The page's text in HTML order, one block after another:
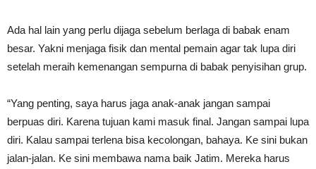
Ada hal lain yang perlu dijaga sebelum berlaga di babak enam
besar. Yakni menjaga fisik dan mental pemain agar tak lupa diri
setelah meraih kemenangan sempurna di babak penyisihan grup.
“Yang penting, saya harus jaga anak-anak jangan sampai
berpuas diri. Karena tujuan kami masuk final. Jangan sampai lupa
diri. Kalau sampai terlena bisa kecolongan, bahaya. Ke sini bukan
jalan-jalan. Ke sini membawa nama baik Jatim. Mereka harus